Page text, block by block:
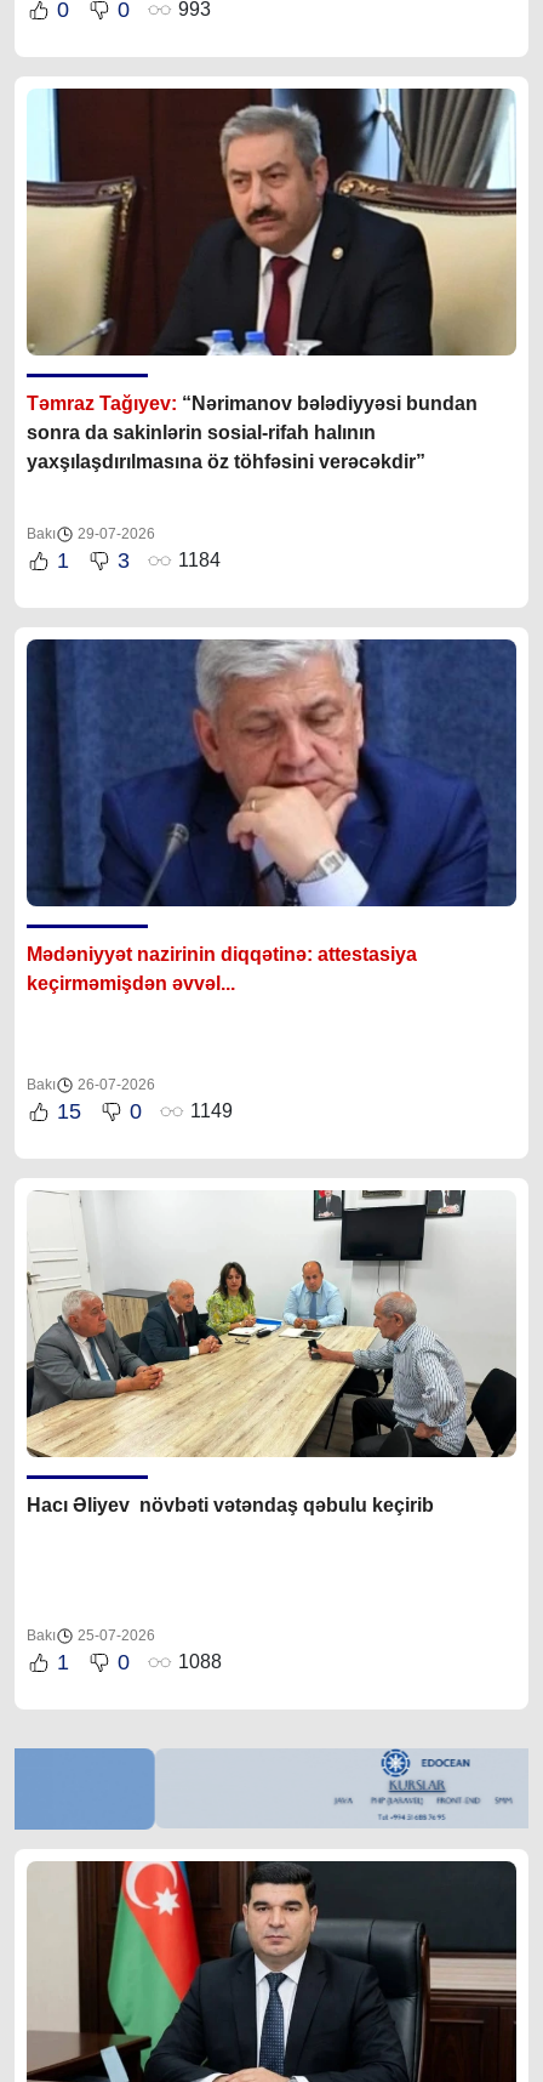
0 0 993
Təmraz Tağıyev: “Nərimanov bələdiyyəsi bundan
sonra da sakinlərin sosial-rifah halının
yaxşılaşdırılmasına öz töhfəsini verəcəkdir”
Bakı 29-07-2026
1 3 1184
Mədəniyyət nazirinin diqqətinə: attestasiya
keçirməmişdən əvvəl...
Bakı 26-07-2026
15 0 1149
Hacı Əliyev növbəti vətəndaş qəbulu keçirib
Bakı 25-07-2026
1 0 1088